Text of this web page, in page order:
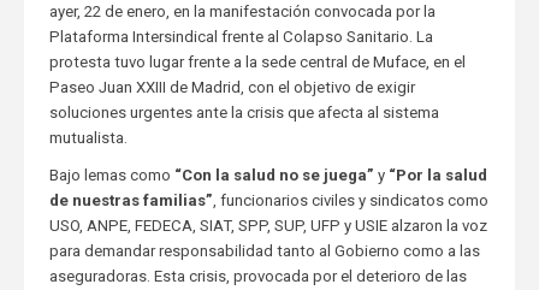
ayer, 22 de enero, en la manifestación convocada por la
Plataforma Intersindical frente al Colapso Sanitario. La
protesta tuvo lugar frente a la sede central de Muface, en el
Paseo Juan XXIII de Madrid, con el objetivo de exigir
soluciones urgentes ante la crisis que afecta al sistema
mutualista.
Bajo lemas como “Con la salud no se juega” y “Por la salud
de nuestras familias” , funcionarios civiles y sindicatos como
USO, ANPE, FEDECA, SIAT, SPP, SUP, UFP y USIE alzaron la voz
para demandar responsabilidad tanto al Gobierno como a las
aseguradoras. Esta crisis, provocada por el deterioro de las